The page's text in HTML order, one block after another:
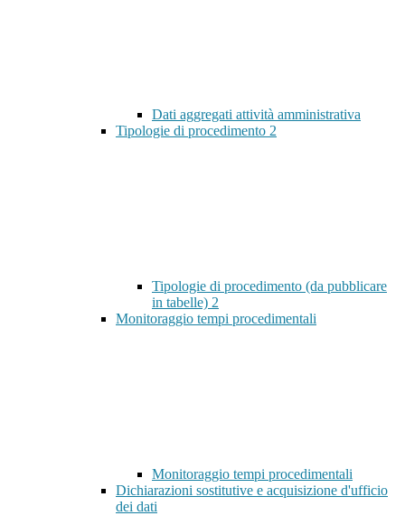
Dati aggregati attività amministrativa
Tipologie di procedimento 2
Tipologie di procedimento (da pubblicare
in tabelle) 2
Monitoraggio tempi procedimentali
Monitoraggio tempi procedimentali
Dichiarazioni sostitutive e acquisizione d'ufficio
dei dati